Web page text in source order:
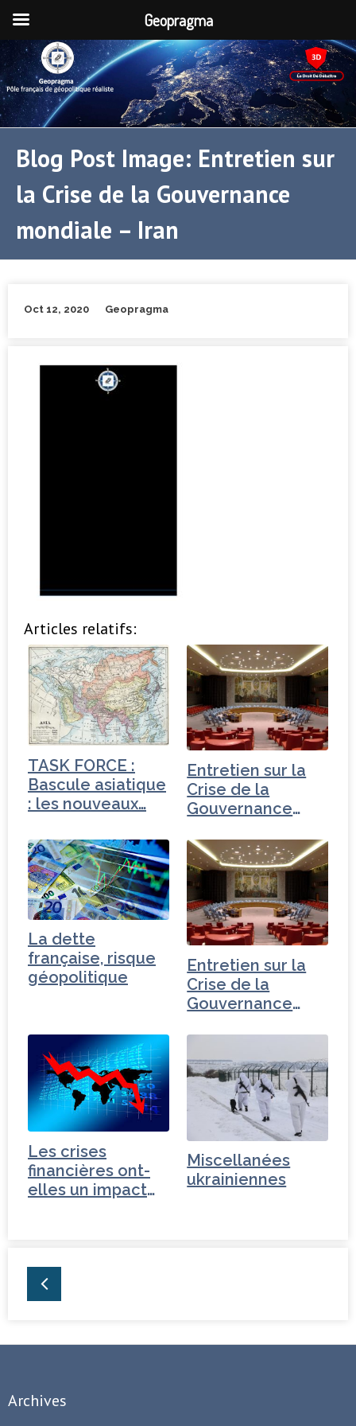
Blog Post Image: Entretien sur
la Crise de la Gouvernance
mondiale – Iran
Oct 12, 2020 Geopragma
Articles relatifs:
TASK FORCE :
Bascule asiatique
: les nouveaux…
Entretien sur la
Crise de la
Gouvernance
Autriche
La dette
française, risque
géopolitique
Entretien sur la
Crise de la
Gouvernance
Les crises
financières ont-
elles un impact
Miscellanées
ukrainiennes
Archives
Geopragma